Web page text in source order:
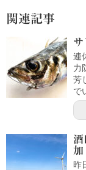
関連記事
サ
連
力
芳
で
酒
加
昨